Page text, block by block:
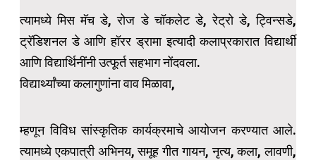
त्यामध्ये मिस मॅच डे, रोज डे चॉकलेट डे, रेट्रो डे, ट्विन्सडे,
ट्रॅडिशनल डे आणि हॉरर ड्रामा इत्यादी कलाप्रकारात विद्यार्थी
आणि विद्यार्थिनींनी उत्फूर्त सहभाग नोंदवला.
विद्यार्थ्यांच्या कलागुणांना वाव मिळावा,
म्हणून विविध सांस्कृतिक कार्यक्रमाचे आयोजन करण्यात आले.
त्यामध्ये एकपात्री अभिनय, समूह गीत गायन, नृत्य, कला, लावणी,